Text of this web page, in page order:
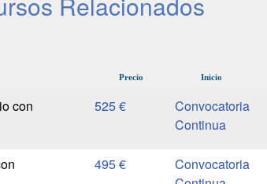
Precio Inicio
con
525 €
Convocatoria
Continua
495 €
Convocatoria